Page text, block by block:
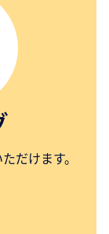
だけます。